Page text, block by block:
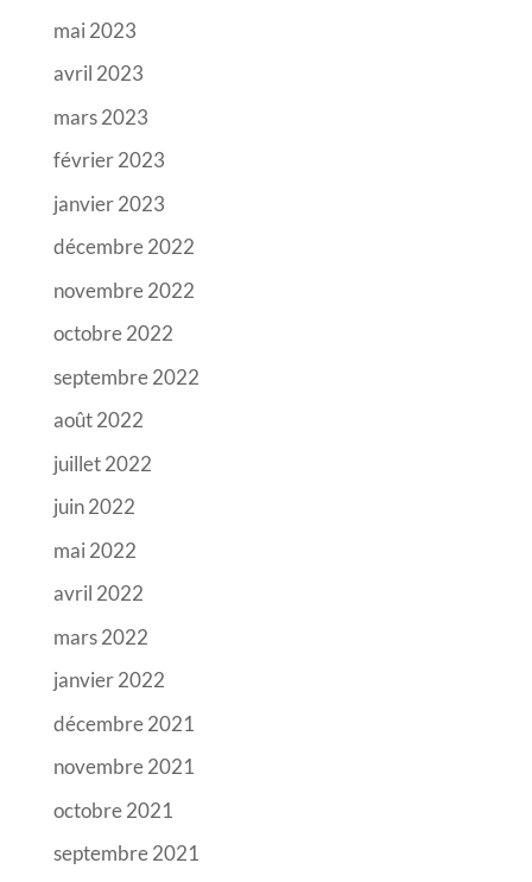
mai 2023
avril 2023
mars 2023
février 2023
janvier 2023
décembre 2022
novembre 2022
octobre 2022
septembre 2022
août 2022
juillet 2022
juin 2022
mai 2022
avril 2022
mars 2022
janvier 2022
décembre 2021
novembre 2021
octobre 2021
septembre 2021